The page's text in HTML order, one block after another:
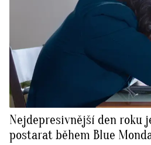
Nejdepresivnější den roku
postarat během Blue